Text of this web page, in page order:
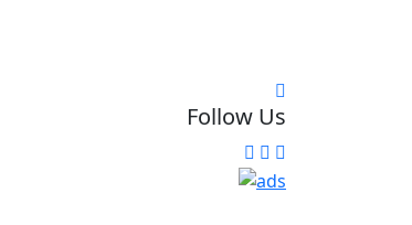
Follow Us